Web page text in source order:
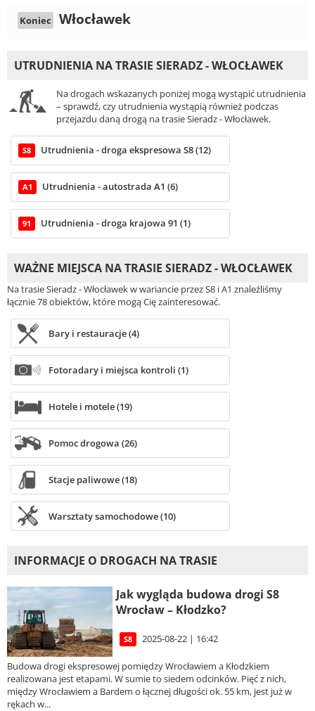
Koniec Włocławek
UTRUDNIENIA NA TRASIE SIERADZ - WŁOCŁAWEK
Na drogach wskazanych poniżej mogą wystąpić utrudnienia
– sprawdź, czy utrudnienia wystąpią również podczas
przejazdu daną drogą na trasie Sieradz - Włocławek.
S8 Utrudnienia - droga ekspresowa S8 (12)
A1 Utrudnienia - autostrada A1 (6)
91 Utrudnienia - droga krajowa 91 (1)
WAŻNE MIEJSCA NA TRASIE SIERADZ - WŁOCŁAWEK
Na trasie Sieradz - Włocławek w wariancie przez S8 i A1 znaleźliśmy
łącznie 78 obiektów, które mogą Cię zainteresować.
Bary i restauracje (4)
Fotoradary i miejsca kontroli (1)
Hotele i motele (19)
Pomoc drogowa (26)
Stacje paliwowe (18)
Warsztaty samochodowe (10)
INFORMACJE O DROGACH NA TRASIE
Jak wygląda budowa drogi S8
Wrocław – Kłodzko?
S8 2025-08-22 | 16:42
Budowa drogi ekspresowej pomiędzy Wrocławiem a Kłodzkiem
realizowana jest etapami. W sumie to siedem odcinków. Pięć z nich,
między Wrocławiem a Bardem o łącznej długości ok. 55 km, jest już w
rękach w...